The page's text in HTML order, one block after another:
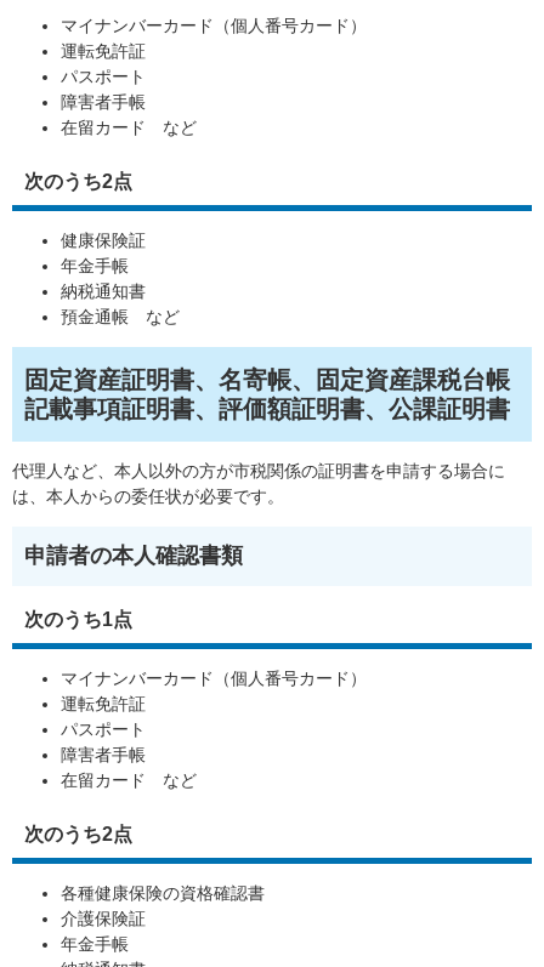
マイナンバーカード（個人番号カード）
運転免許証
パスポート
障害者手帳
在留カード など
次のうち2点
健康保険証
年金手帳
納税通知書
預金通帳 など
固定資産証明書、名寄帳、固定資産課税台帳
記載事項証明書、評価額証明書、公課証明書
代理人など、本人以外の方が市税関係の証明書を申請する場合に
は、本人からの委任状が必要です。
申請者の本人確認書類
次のうち1点
マイナンバーカード（個人番号カード）
運転免許証
パスポート
障害者手帳
在留カード など
次のうち2点
各種健康保険の資格確認書
介護保険証
年金手帳